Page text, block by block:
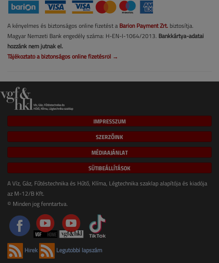
A kényelmes és biztonságos online fizetést a Barion Payment Zrt. biztosítja.
Magyar Nemzeti Bank engedély száma: H-EN-I-1064/2013. Bankkártya-adatai
hozzánk nem jutnak el.
Tájékoztató a biztonságos online fizetésről →
IMPRESSZUM
SZERZŐINK
MÉDIAAJÁNLAT
SÜTIBEÁLLÍTÁSOK
A Víz, Gáz, Fűtéstechnika és Hűtő, Klíma, Légtechnika szaklap alapítója és kiadója
az M-12/B Kft.
© Minden jog fenntartva.
Hírek Legutóbbi lapszám